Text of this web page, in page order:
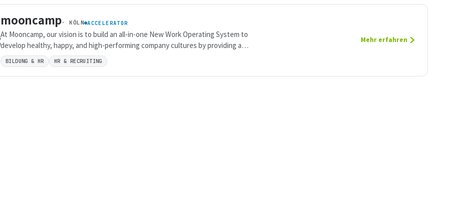
mooncamp· KÖLN ACCELERATOR
At Mooncamp, our vision is to build an all-in-one New Work Operating System to
develop healthy, happy, and high-performing company cultures by providing a
growing collection of tools, like OKRs, Check-ins and much more yet to come.
BILDUNG & HR HR & RECRUITING
Mehr erfahren